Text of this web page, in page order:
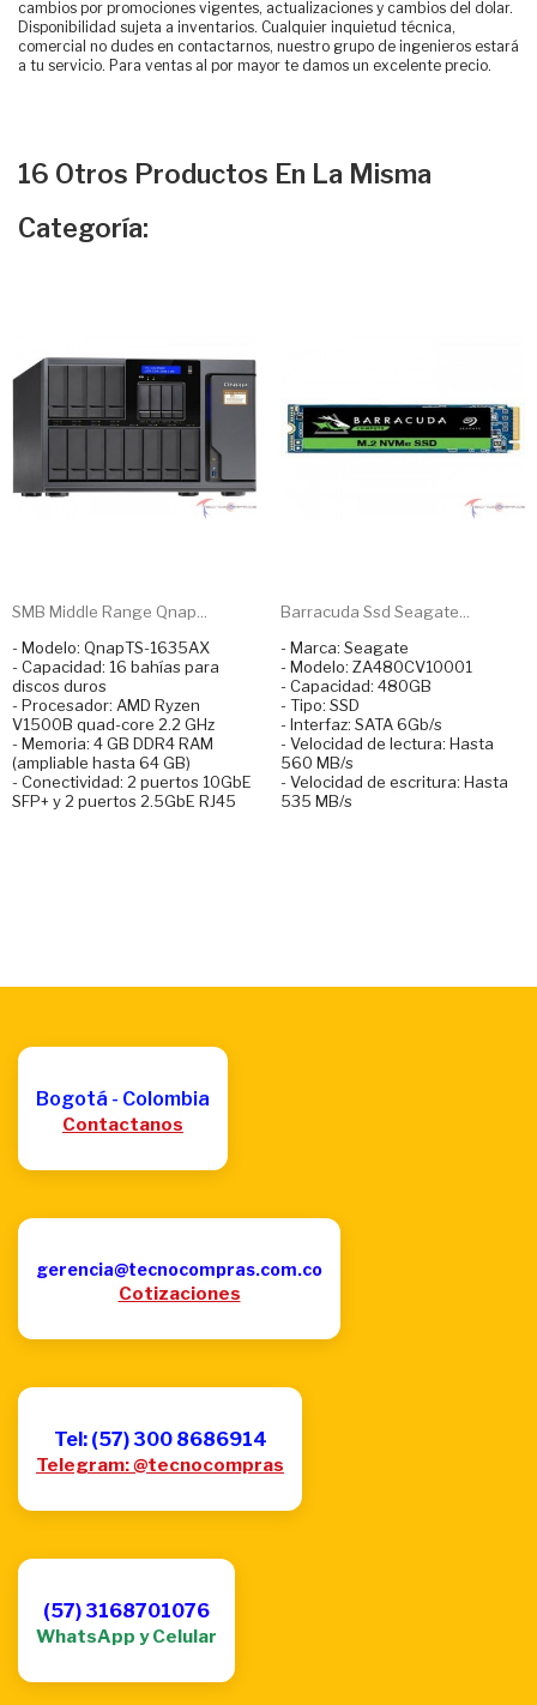
cambios por promociones vigentes, actualizaciones y cambios del dolar.
Disponibilidad sujeta a inventarios. Cualquier inquietud técnica,
comercial no dudes en contactarnos, nuestro grupo de ingenieros estará
a tu servicio. Para ventas al por mayor te damos un excelente precio.
16 Otros Productos En La Misma
Categoría:
SMB Middle Range Qnap...
- Modelo: QnapTS-1635AX
- Capacidad: 16 bahías para
discos duros
- Procesador: AMD Ryzen
V1500B quad-core 2.2 GHz
- Memoria: 4 GB DDR4 RAM
(ampliable hasta 64 GB)
- Conectividad: 2 puertos 10GbE
SFP+ y 2 puertos 2.5GbE RJ45
Barracuda Ssd Seagate...
- Marca: Seagate
- Modelo: ZA480CV10001
- Capacidad: 480GB
- Tipo: SSD
- Interfaz: SATA 6Gb/s
- Velocidad de lectura: Hasta
560 MB/s
- Velocidad de escritura: Hasta
535 MB/s
Bogotá - Colombia
Contactanos
gerencia@tecnocompras.com.co
Cotizaciones
Tel: (57) 300 8686914
Telegram: @tecnocompras
(57) 3168701076
WhatsApp y Celular